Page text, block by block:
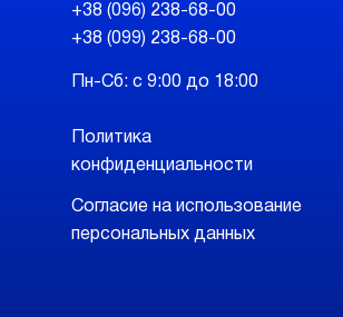
+38 (096) 238-68-00
+38 (099) 238-68-00
Пн-Сб: с 9:00 до 18:00
Политика
конфиденциальности
Согласие на использование
персональных данных